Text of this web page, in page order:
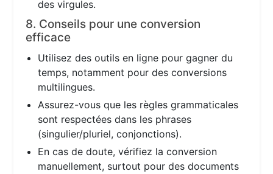
des virgules.
8. Conseils pour une conversion
efficace
Utilisez des outils en ligne pour gagner du
temps, notamment pour des conversions
multilingues.
Assurez-vous que les règles grammaticales
sont respectées dans les phrases
(singulier/pluriel, conjonctions).
En cas de doute, vérifiez la conversion
manuellement, surtout pour des documents